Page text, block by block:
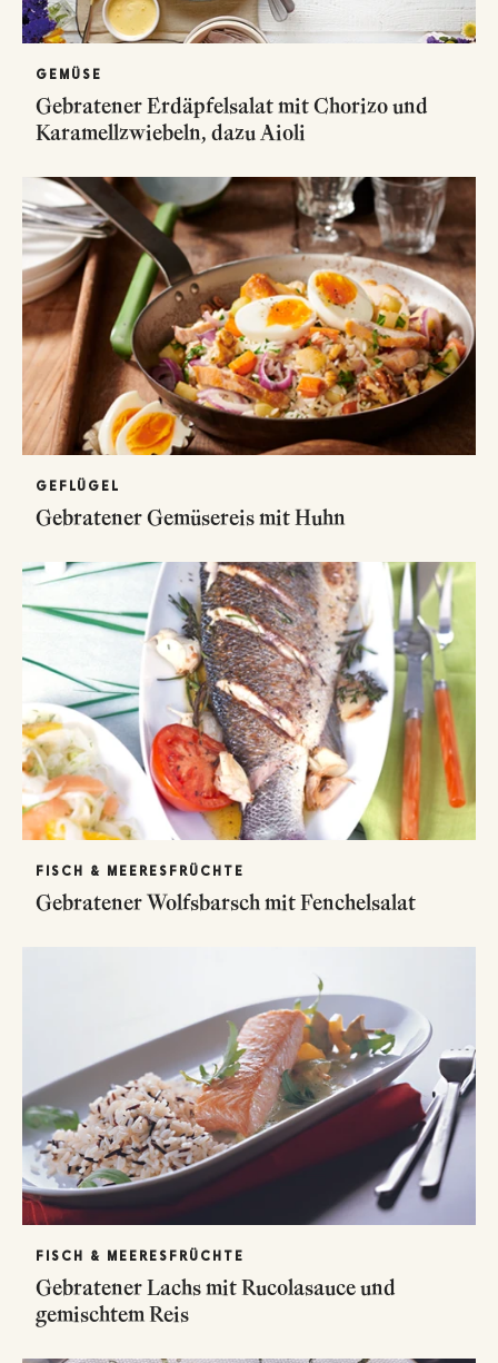
GEMÜSE
Gebratener Erdäpfelsalat mit Chorizo und
Karamellzwiebeln, dazu Aioli
GEFLÜGEL
Gebratener Gemüsereis mit Huhn
FISCH & MEERESFRÜCHTE
Gebratener Wolfsbarsch mit Fenchelsalat
FISCH & MEERESFRÜCHTE
Gebratener Lachs mit Rucolasauce und
gemischtem Reis